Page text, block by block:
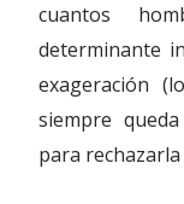
cuantos
determinante
exageración
siempre
para